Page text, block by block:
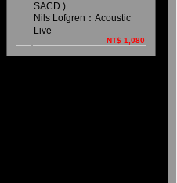
SACD )
Nils Lofgren：Acoustic
Live
NT$ 1,080